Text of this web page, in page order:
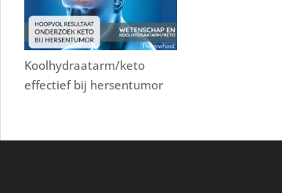
Koolhydraatarm/keto
effectief bij hersentumor